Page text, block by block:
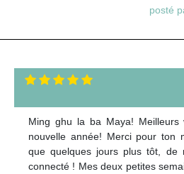
posté
Ming ghu la ba Maya!
nouvelle année! Merci pour ton
que quelques jours plus tôt, de
connecté ! Mes deux petites